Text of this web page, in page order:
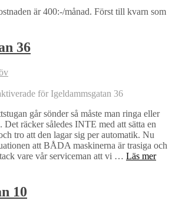
är 400:-/månad. Först till kvarn som
36
för Igeldammsgatan 36
går sönder så måste man ringa eller
räcker således INTE med att sätta en
tro att den lagar sig per automatik. Nu
att BÅDA maskinerna är trasiga och
vare vår serviceman att vi … Läs mer
10